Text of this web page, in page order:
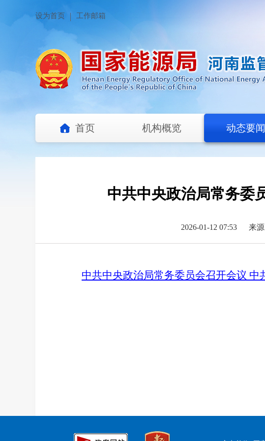
设为首页 工作邮箱
首页 机构概览 动态要闻
中共中央政治局常务委
2026-01-12 07:53 来
中共中央政治局常务委员会召开会议